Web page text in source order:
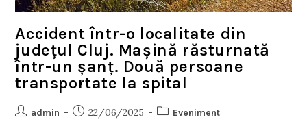
Accident într-o localitate din
județul Cluj. Mașină răsturnată
într-un șanț. Două persoane
transportate la spital
admin 22/06/2025 Eveniment